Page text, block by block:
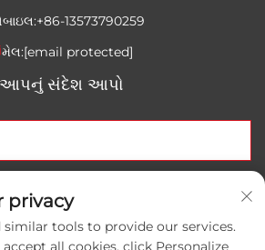
+86-13573790259
મેલ:[email protected]
આપનું સંદેશ આપો
હવે મોકલો
privacy
similar tools to provide our services.
all cookies, click Personalize